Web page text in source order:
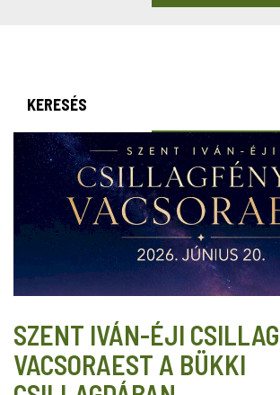
KERESÉS
SZENT IVÁN-ÉJI
VACSORAEST A BÜKKI